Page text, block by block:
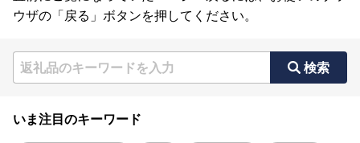
ウザの「戻る」ボタンを押してください。
検索
いま注目のキーワード